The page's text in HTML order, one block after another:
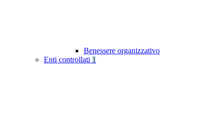
Benessere organizzativo
Enti controllati 1